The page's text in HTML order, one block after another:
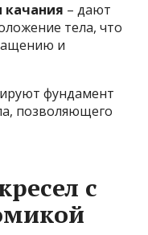
качания – дают
тела, что
и
фундамент
позволяющего
с